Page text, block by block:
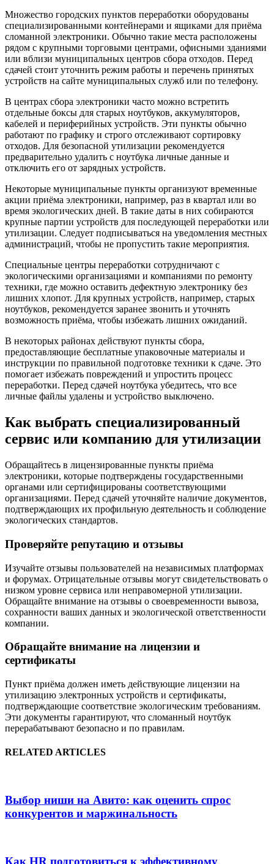
Множество городских пунктов переработки оборудованы
специализированными контейнерами и ящиками для приёма
сломанной электроники. Обычно такие места расположены
рядом с крупными торговыми центрами, офисными зданиями
или вблизи муниципальных центров сбора отходов. Перед
сдачей стоит уточнить режим работы и перечень принятых
устройств на сайте муниципальных служб или по телефону.
В центрах сбора электроники часто можно встретить
отдельные боксы для старых ноутбуков, аккумуляторов,
кабелей и периферийных устройств. Эти пункты обычно
работают по графику и строго отслеживают сортировку
отходов. Для безопасной утилизации рекомендуется
предварительно удалить с ноутбука личные данные и
отключить его от зарядных устройств.
Некоторые муниципальные пункты организуют временные
акции приёма электроники, например, раз в квартал или во
время экологических дней. В такие даты в них собираются
крупные партии устройств для последующей переработки или
утилизации. Следует подписываться на уведомления местных
администраций, чтобы не пропустить такие мероприятия.
Специальные центры переработки сотрудничают с
экологическими организациями и компаниями по ремонту
техники, где можно оставить дефектную электронику без
лишних хлопот. Для крупных устройств, например, старых
ноутбуков, рекомендуется заранее звонить и уточнять
возможность приёма, чтобы избежать лишних ожиданий.
В некоторых районах действуют пункты сбора,
предоставляющие бесплатные упаковочные материалы и
инструкции по правильной подготовке техники к сдаче. Это
помогает избежать повреждений и упростить процесс
переработки. Перед сдачей ноутбука убедитесь, что все
личные файлы удалены и устройство выключено.
Как выбрать специализированный
сервис или компанию для утилизации
Обращайтесь в лицензированные пункты приёма
электроники, которые подтверждены государственными
органами или сертифицированы соответствующими
организациями. Перед сдачей уточняйте наличие документов,
подтверждающих их профильную деятельность и соблюдение
экологических стандартов.
Проверяйте репутацию и отзывы
Изучайте отзывы пользователей на независимых платформах
и форумах. Отрицательные отзывы могут свидетельствовать о
низком уровне сервиса или неправомерной утилизации.
Обращайте внимание на отзывы о своевременности вывоза,
сохранности ваших данных и экологической ответственности
компании.
Обращайте внимание на лицензии и
сертификаты
Пункт приёма должен иметь действующие лицензии на
утилизацию электронных устройств и сертификаты,
подтверждающие соответствие экологическим требованиям.
Эти документы гарантируют, что сломанный ноутбук
перерабатывают безопасно и по правилам.
RELATED ARTICLES
Выбор ниши на Авито: как оценить спрос
конкурентов и маржинальность
Как HR подготовиться к эффективному